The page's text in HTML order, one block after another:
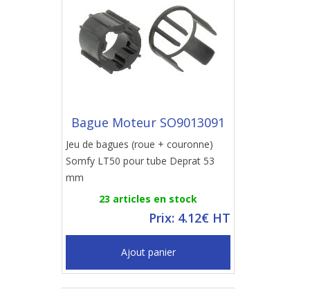
Bague Moteur SO9013091
Jeu de bagues (roue + couronne)
Somfy LT50 pour tube Deprat 53
mm
23 articles en stock
Prix: 4.12€ HT
Ajout panier